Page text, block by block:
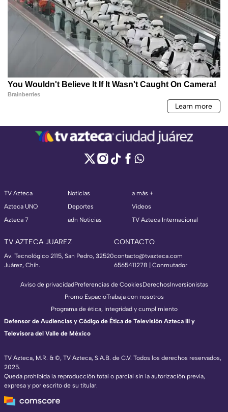
TV Azteca
Azteca UNO
Azteca 7
Noticias
Deportes
adn Noticias
a más +
Videos
TV Azteca Internacional
TV AZTECA JUAREZ
Av. Tecnológico 2115, San Pedro, 32520
Juárez, Chih.
CONTACTO
contacto@tvazteca.com
6565411278 | Conmutador
TV Azteca, M.R. & ©, TV Azteca, S.A.B. de C.V. Todos los derechos reservados,
2025.
Queda prohibida la reproducción total o parcial sin la autorización previa,
expresa y por escrito de su titular.
Aviso de privacidadPreferencias de CookiesDerechosInversionistas
Promo EspacioTrabaja con nosotros
Programa de ética, integridad y cumplimiento
Defensor de Audiencias y Código de Ética de Televisión Azteca III y
Televisora del Valle de México